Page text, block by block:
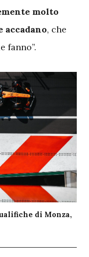
molto
accadano, che
fanno”.
di Monza,